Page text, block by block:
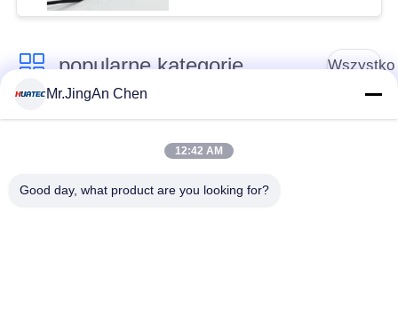
popularne kategorie Wszystko
Defektoskop
Grubościomierz
ultradźwiękowy
Wskaźnik grubości
Przenośny tester
Mr.JingAn Chen
12:42 AM
Good day, what product are you looking for?